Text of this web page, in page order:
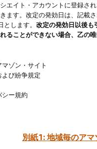
エイト・アカウントに登録さ
ます。改定の発効日は、記載
します。 改定の発効日以後も
ることができない場合、乙の
ゾン・サイト
び紛争規定
シー規約
別紙1: 地域毎のア